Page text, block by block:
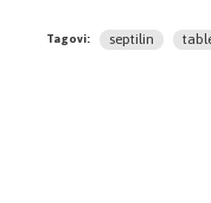
cordifolia 49mg,
Tagovi: septilin